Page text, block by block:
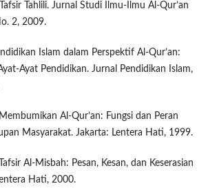
Tahlili. Jurnal Studi Ilmu-Ilmu Al-Qur’an
2, 2009.
Islam dalam Perspektif Al-Qur’an:
Ayat Pendidikan. Jurnal Pendidikan Islam,
Al-Qur’an: Fungsi dan Peran
Masyarakat. Jakarta: Lentera Hati, 1999.
Al-Misbah: Pesan, Kesan, dan Keserasian
Hati, 2000.